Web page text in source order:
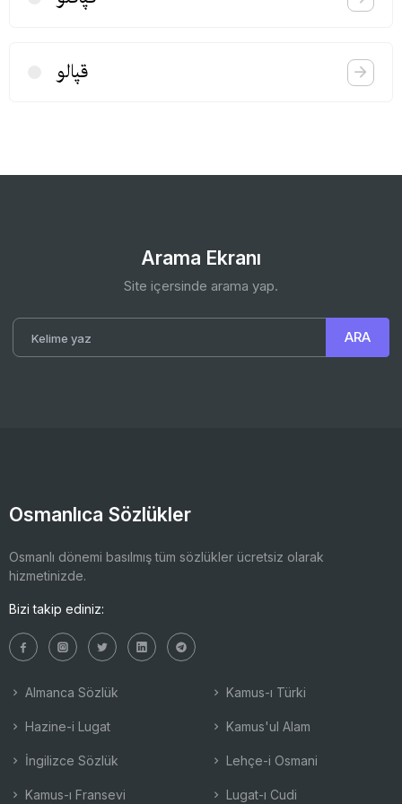
قپالو
Arama Ekranı
Site içersinde arama yap.
Osmanlıca Sözlükler
Osmanlı dönemi basılmış tüm sözlükler ücretsiz olarak
hizmetinizde.
Bizi takip ediniz:
Almanca Sözlük
Hazine-i Lugat
İngilizce Sözlük
Kamus-ı Fransevi
Kamus-ı Türki
Kamus'ul Alam
Lehçe-i Osmani
Lugat-ı Cudi